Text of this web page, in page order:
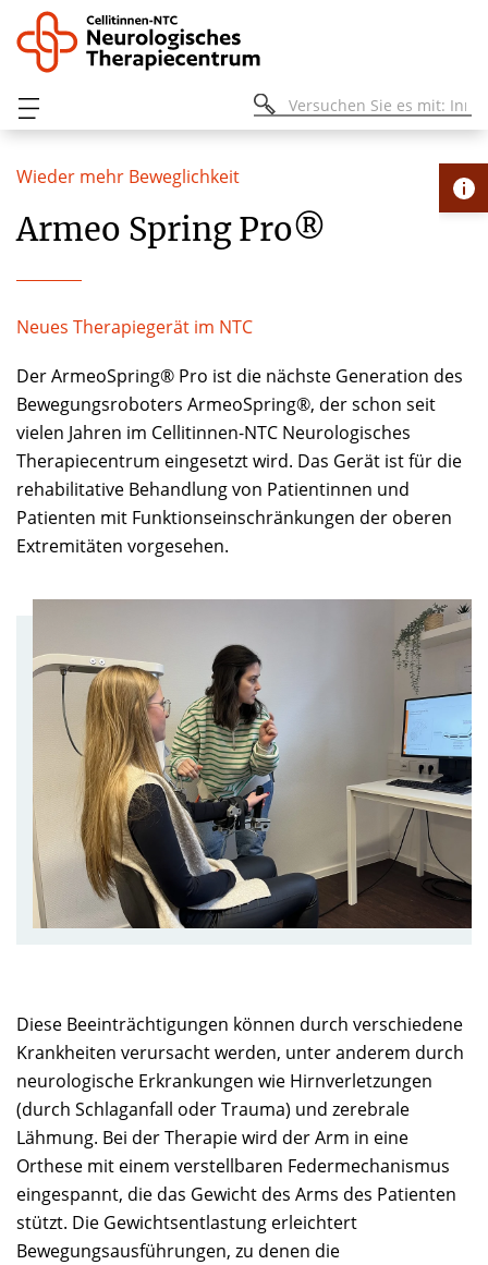
Wieder mehr Beweglichkeit
Armeo Spring Pro®
Neues Therapiegerät im NTC
Der ArmeoSpring® Pro ist die nächste Generation des
Bewegungsroboters ArmeoSpring®, der schon seit
vielen Jahren im Cellitinnen-NTC Neurologisches
Therapiecentrum eingesetzt wird. Das Gerät ist für die
rehabilitative Behandlung von Patientinnen und
Patienten mit Funktionseinschränkungen der oberen
Extremitäten vorgesehen.
Diese Beeinträchtigungen können durch verschiedene
Krankheiten verursacht werden, unter anderem durch
neurologische Erkrankungen wie Hirnverletzungen
(durch Schlaganfall oder Trauma) und zerebrale
Lähmung. Bei der Therapie wird der Arm in eine
Orthese mit einem verstellbaren Federmechanismus
eingespannt, die das Gewicht des Arms des Patienten
stützt. Die Gewichtsentlastung erleichtert
Bewegungsausführungen, zu denen die